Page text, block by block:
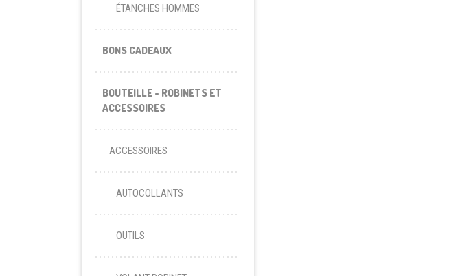
ÉTANCHES HOMMES
BONS CADEAUX
BOUTEILLE - ROBINETS ET
ACCESSOIRES
ACCESSOIRES
AUTOCOLLANTS
OUTILS